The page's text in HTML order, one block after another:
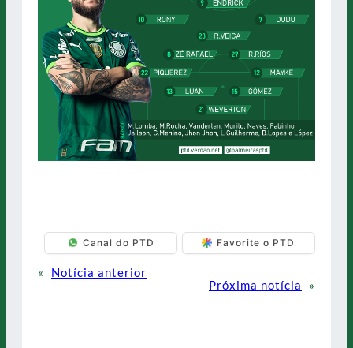
Canal do PTD Favorite o PTD
«
Notícia anterior
Próxima notícia
»